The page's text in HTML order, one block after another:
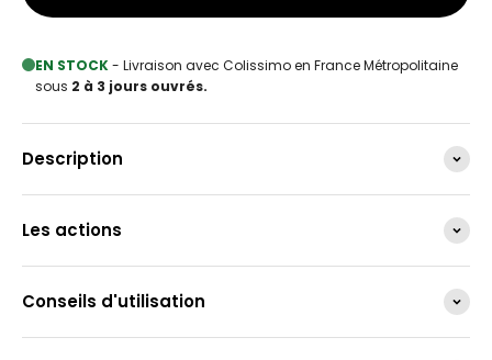
EN STOCK- Livraison avec Colissimo en France Métropolitaine
sous 2 à 3 jours ouvrés.
Description
Les actions
Conseils d'utilisation